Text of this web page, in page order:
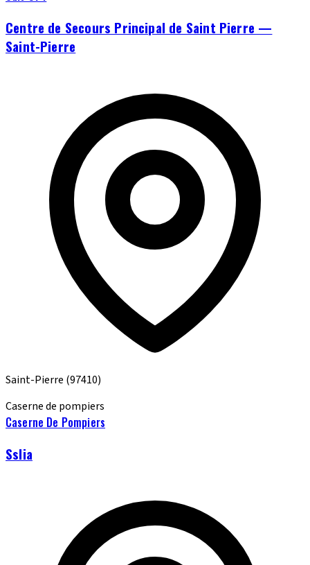
Centre de Secours Principal de Saint Pierre —
Saint-Pierre
Saint-Pierre (97410)
Caserne de pompiers
Caserne De Pompiers
Sslia